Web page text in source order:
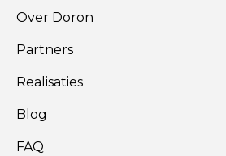
Over Doron
Partners
Realisaties
Blog
FAQ